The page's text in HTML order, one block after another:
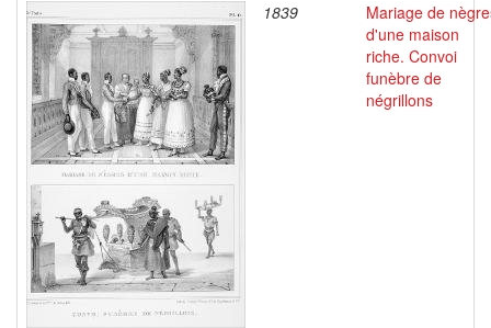
1839
Mariage de
d'une maison
riche. Convoi
funèbre de
négrillons